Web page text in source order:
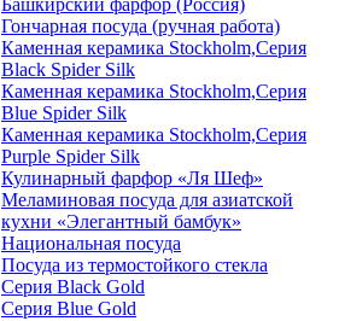
Башкирский фарфор (Россия)
Гончарная посуда (ручная работа)
Каменная керамика Stockholm,Серия
Black Spider Silk
Каменная керамика Stockholm,Серия
Blue Spider Silk
Каменная керамика Stockholm,Серия
Purple Spider Silk
Кулинарный фарфор «Ля Шеф»
Меламиновая посуда для азиатской
кухни «Элегантный бамбук»
Национальная посуда
Посуда из термостойкого стекла
Серия Black Gold
Серия Blue Gold